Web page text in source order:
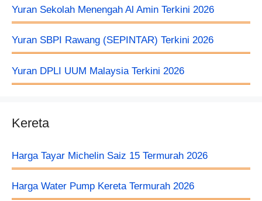
Yuran Sekolah Menengah Al Amin Terkini 2026
Yuran SBPI Rawang (SEPINTAR) Terkini 2026
Yuran DPLI UUM Malaysia Terkini 2026
Kereta
Harga Tayar Michelin Saiz 15 Termurah 2026
Harga Water Pump Kereta Termurah 2026